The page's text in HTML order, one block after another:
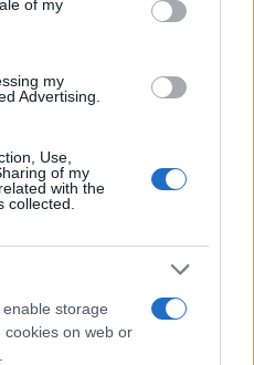
of my
my
Advertising.
Use,
of my
with the
collected.
storage
cookies on web or